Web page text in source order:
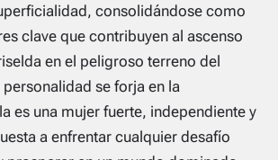
consolidándose como
clave que contribuyen al ascenso
en el peligroso terreno del
se forja en la
es una mujer fuerte, independiente y
a enfrentar cualquier desafío